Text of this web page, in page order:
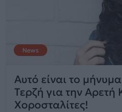
News
Αυτό είναι το
Τερζή για την Αρετή
Χοροσταλίτες!